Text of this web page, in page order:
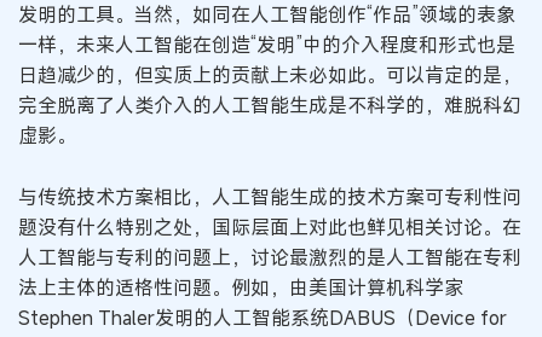
发明的工具。当然，如同在人工智能创作“作品”领域的表象
一样，未来人工智能在创造“发明”中的介入程度和形式也是
日趋减少的，但实质上的贡献上未必如此。可以肯定的是，
完全脱离了人类介入的人工智能生成是不科学的，难脱科幻
虚影。
与传统技术方案相比，人工智能生成的技术方案可专利性问
题没有什么特别之处，国际层面上对此也鲜见相关讨论。在
人工智能与专利的问题上，讨论最激烈的是人工智能在专利
法上主体的适格性问题。例如，由美国计算机科学家
Stephen Thaler发明的人工智能系统DABUS（Device for